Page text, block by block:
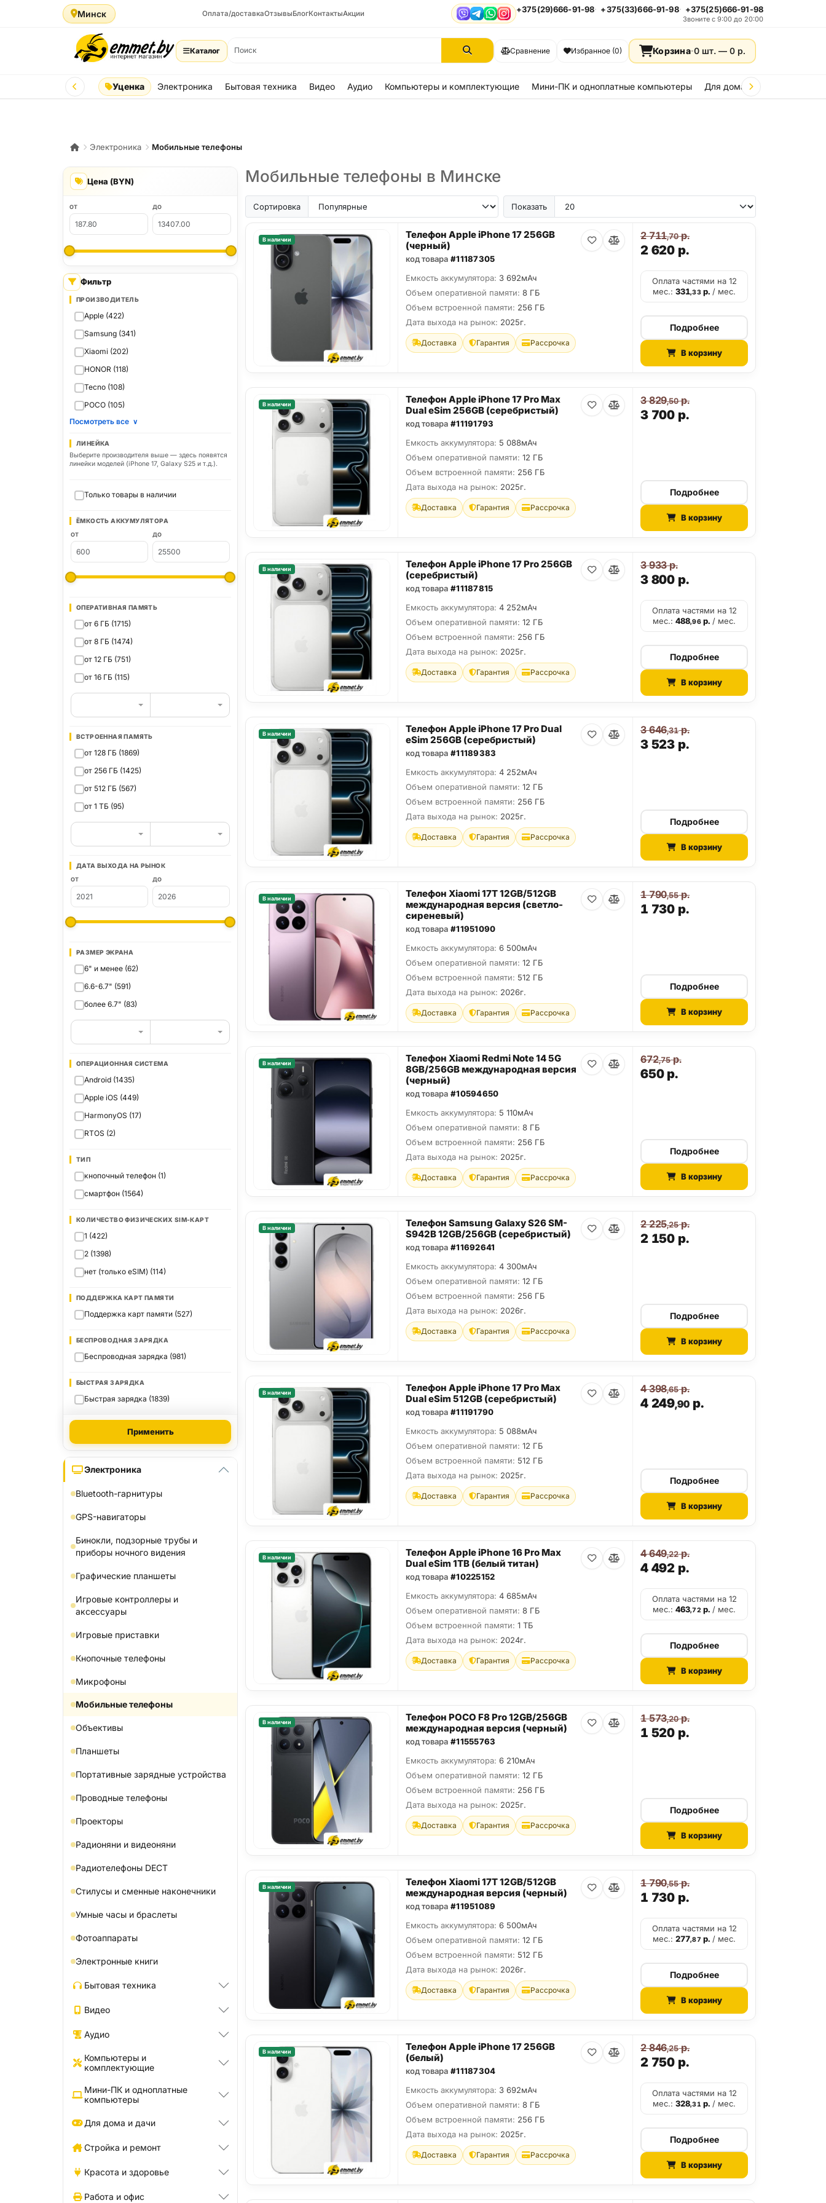
Минск Оплата/доставкаОтзывыБлогКонтактыАкции ViberTelegram
WhatsApp
Instagram
+375(29)666-91-98 +375(33)666-91-98 +375(25)666-91-98
Звоните с 9:00 до 20:00
Каталог Сравнение Избранное (0) Корзина·0 шт. — 0 р.
Уценка Электроника Бытовая техника Видео Аудио Компьютеры и комплектующие Мини-ПК и одноплатные компьютеры Для дома и дачи
Электроника Мобильные телефоны
Цена (BYN)
ОТ ДО
Фильтр
ПРОИЗВОДИТЕЛЬ
Apple (422)
Samsung (341)
Xiaomi (202)
HONOR (118)
Tecno (108)
POCO (105)
Посмотреть все ∨
ЛИНЕЙКА
Выберите производителя выше — здесь появятся
линейки моделей (iPhone 17, Galaxy S25 и т.д.).
Только товары в наличии
ЁМКОСТЬ АККУМУЛЯТОРА
ОТ ДО
ОПЕРАТИВНАЯ ПАМЯТЬ
от 6 ГБ (1715)
от 8 ГБ (1474)
от 12 ГБ (751)
от 16 ГБ (115)
ВСТРОЕННАЯ ПАМЯТЬ
от 128 ГБ (1869)
от 256 ГБ (1425)
от 512 ГБ (567)
от 1 ТБ (95)
ДАТА ВЫХОДА НА РЫНОК
ОТ ДО
РАЗМЕР ЭКРАНА
6" и менее (62)
6.6-6.7" (591)
более 6.7" (83)
ОПЕРАЦИОННАЯ СИСТЕМА
Android (1435)
Apple iOS (449)
HarmonyOS (17)
RTOS (2)
ТИП
кнопочный телефон (1)
смартфон (1564)
КОЛИЧЕСТВО ФИЗИЧЕСКИХ SIM-КАРТ
1 (422)
2 (1398)
нет (только eSIM) (114)
ПОДДЕРЖКА КАРТ ПАМЯТИ
Поддержка карт памяти (527)
БЕСПРОВОДНАЯ ЗАРЯДКА
Беспроводная зарядка (981)
БЫСТРАЯ ЗАРЯДКА
Быстрая зарядка (1839)
Применить
Электроника
Bluetooth-гарнитуры
GPS-навигаторы
Бинокли, подзорные трубы и
приборы ночного видения
Графические планшеты
Игровые контроллеры и
аксессуары
Игровые приставки
Кнопочные телефоны
Микрофоны
Мобильные телефоны
Объективы
Планшеты
Портативные зарядные устройства
Проводные телефоны
Проекторы
Радионяни и видеоняни
Радиотелефоны DECT
Стилусы и сменные наконечники
Умные часы и браслеты
Фотоаппараты
Электронные книги
Бытовая техника
Видео
Аудио
Компьютеры и
комплектующие
Мини-ПК и одноплатные
компьютеры
Для дома и дачи
Стройка и ремонт
Красота и здоровье
Работа и офис
Мобильные телефоны в Минске
Сортировка Показать
В наличии
Телефон Apple iPhone 17 256GB
(черный)
код товара #11187305
Емкость аккумулятора: 3 692мАч
Объем оперативной памяти: 8 ГБ
Объем встроенной памяти: 256 ГБ
Дата выхода на рынок: 2025г.
Доставка Гарантия Рассрочка
2 620 р.
2 711,70р.
Оплата частями на 12
мес.:331,33р./ мес.
Подробнее
В корзину
В наличии
Телефон Apple iPhone 17 Pro Max
Dual eSim 256GB (серебристый)
код товара #11191793
Емкость аккумулятора: 5 088мАч
Объем оперативной памяти: 12 ГБ
Объем встроенной памяти: 256 ГБ
Дата выхода на рынок: 2025г.
Доставка Гарантия Рассрочка
3 700 р.
3 829,50р.
Подробнее
В корзину
В наличии
Телефон Apple iPhone 17 Pro 256GB
(серебристый)
код товара #11187815
Емкость аккумулятора: 4 252мАч
Объем оперативной памяти: 12 ГБ
Объем встроенной памяти: 256 ГБ
Дата выхода на рынок: 2025г.
Доставка Гарантия Рассрочка
3 800 р.
3 933р.
Оплата частями на 12
мес.:488,96р./ мес.
Подробнее
В корзину
В наличии
Телефон Apple iPhone 17 Pro Dual
eSim 256GB (серебристый)
код товара #11189383
Емкость аккумулятора: 4 252мАч
Объем оперативной памяти: 12 ГБ
Объем встроенной памяти: 256 ГБ
Дата выхода на рынок: 2025г.
Доставка Гарантия Рассрочка
3 523 р.
3 646,31р.
Подробнее
В корзину
В наличии
Телефон Xiaomi 17T 12GB/512GB
международная версия (светло-
сиреневый)
код товара #11951090
Емкость аккумулятора: 6 500мАч
Объем оперативной памяти: 12 ГБ
Объем встроенной памяти: 512 ГБ
Дата выхода на рынок: 2026г.
Доставка Гарантия Рассрочка
1 730 р.
1 790,55р.
Подробнее
В корзину
В наличии
Телефон Xiaomi Redmi Note 14 5G
8GB/256GB международная версия
(черный)
код товара #10594650
Емкость аккумулятора: 5 110мАч
Объем оперативной памяти: 8 ГБ
Объем встроенной памяти: 256 ГБ
Дата выхода на рынок: 2025г.
Доставка Гарантия Рассрочка
650р.
672,75р.
Подробнее
В корзину
В наличии
Телефон Samsung Galaxy S26 SM-
S942B 12GB/256GB (серебристый)
код товара #11692641
Емкость аккумулятора: 4 300мАч
Объем оперативной памяти: 12 ГБ
Объем встроенной памяти: 256 ГБ
Дата выхода на рынок: 2026г.
Доставка Гарантия Рассрочка
2 150 р.
2 225,25р.
Подробнее
В корзину
В наличии
Телефон Apple iPhone 17 Pro Max
Dual eSim 512GB (серебристый)
код товара #11191790
Емкость аккумулятора: 5 088мАч
Объем оперативной памяти: 12 ГБ
Объем встроенной памяти: 512 ГБ
Дата выхода на рынок: 2025г.
Доставка Гарантия Рассрочка
4 249,90 р.
4 398,65р.
Подробнее
В корзину
В наличии
Телефон Apple iPhone 16 Pro Max
Dual eSim 1TB (белый титан)
код товара #10225152
Емкость аккумулятора: 4 685мАч
Объем оперативной памяти: 8 ГБ
Объем встроенной памяти: 1 ТБ
Дата выхода на рынок: 2024г.
Доставка Гарантия Рассрочка
4 492 р.
4 649,22р.
Оплата частями на 12
мес.:463,72р./ мес.
Подробнее
В корзину
В наличии
Телефон POCO F8 Pro 12GB/256GB
международная версия (черный)
код товара #11555763
Емкость аккумулятора: 6 210мАч
Объем оперативной памяти: 12 ГБ
Объем встроенной памяти: 256 ГБ
Дата выхода на рынок: 2025г.
Доставка Гарантия Рассрочка
1 520 р.
1 573,20р.
Подробнее
В корзину
В наличии
Телефон Xiaomi 17T 12GB/512GB
международная версия (черный)
код товара #11951089
Емкость аккумулятора: 6 500мАч
Объем оперативной памяти: 12 ГБ
Объем встроенной памяти: 512 ГБ
Дата выхода на рынок: 2026г.
Доставка Гарантия Рассрочка
1 730 р.
1 790,55р.
Оплата частями на 12
мес.:277,87 р./ мес.
Подробнее
В корзину
В наличии
Телефон Apple iPhone 17 256GB
(белый)
код товара #11187304
Емкость аккумулятора: 3 692мАч
Объем оперативной памяти: 8 ГБ
Объем встроенной памяти: 256 ГБ
Дата выхода на рынок: 2025г.
Доставка Гарантия Рассрочка
2 750 р.
2 846,25р.
Оплата частями на 12
мес.:328,31 р./ мес.
Подробнее
В корзину